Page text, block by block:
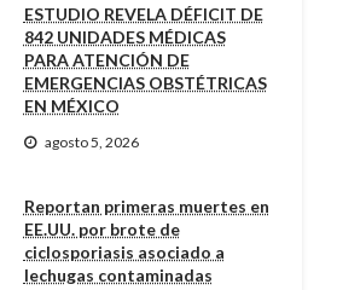
ESTUDIO REVELA DÉFICIT DE
842 UNIDADES MÉDICAS
PARA ATENCIÓN DE
EMERGENCIAS OBSTÉTRICAS
EN MÉXICO
agosto 5, 2026
Reportan primeras muertes en
EE.UU. por brote de
ciclosporiasis asociado a
lechugas contaminadas